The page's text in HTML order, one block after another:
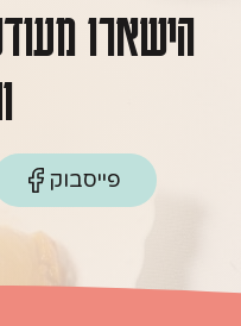
הישארו
פייסבוק